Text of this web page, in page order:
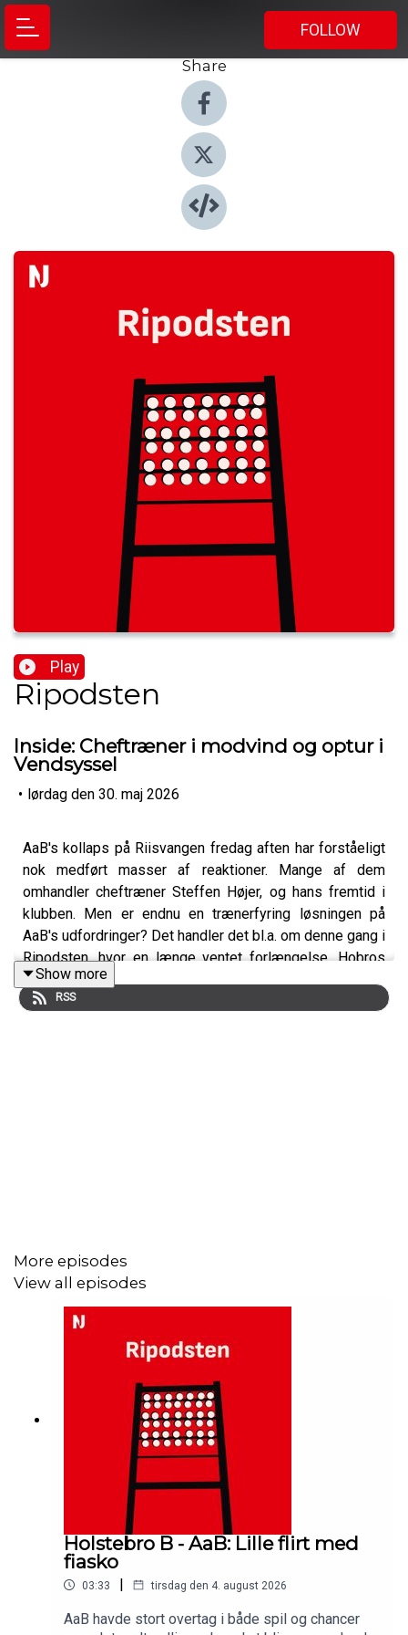
FOLLOW
Share
Play
Ripodsten
Inside: Cheftræner i modvind og optur i
Vendsyssel
• lørdag den 30. maj 2026
AaB's kollaps på Riisvangen fredag aften har forståeligt
nok medført masser af reaktioner. Mange af dem
omhandler cheftræner Steffen Højer, og hans fremtid i
klubben. Men er endnu en trænerfyring løsningen på
AaB's udfordringer? Det handler det bl.a. om denne gang i
Ripodsten, hvor en længe ventet forlængelse, Hobros
redning og Vendsyssel FF's oprykning også er på
dagsordenen.
Show more
RSS
More episodes
View all episodes
Holstebro B - AaB: Lille flirt med
fiasko
03:33 | tirsdag den 4. august 2026
AaB havde stort overtag i både spil og chancer